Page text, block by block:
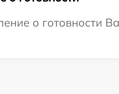
о готовности